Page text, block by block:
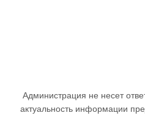
Администрация не несет
актуальность информации